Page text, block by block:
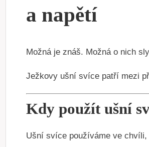
a napětí
Možná je znáš. Možná o nich
Ježkovy ušní svíce patří mezi
Kdy použít ušní
Ušní svíce používáme ve